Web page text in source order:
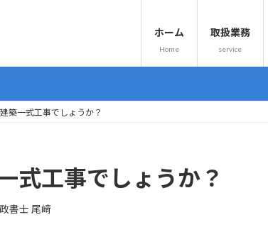
ホーム
Home
取扱業務
service
築一式工事でしょうか？
式工事でしょうか？
書士 尾﨑